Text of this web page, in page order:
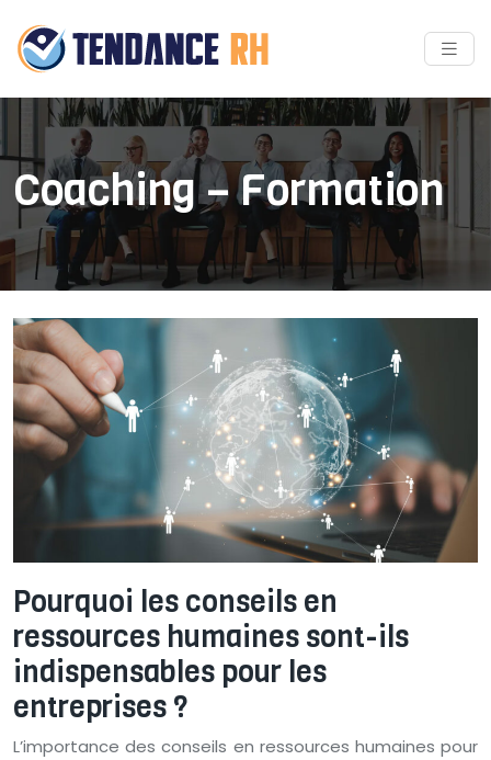
Coaching – Formation
Pourquoi les conseils en
ressources humaines sont-ils
indispensables pour les
entreprises ?
L’importance des conseils en ressources humaines pour